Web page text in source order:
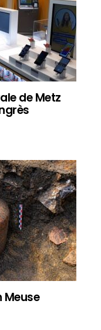
de Metz
Meuse